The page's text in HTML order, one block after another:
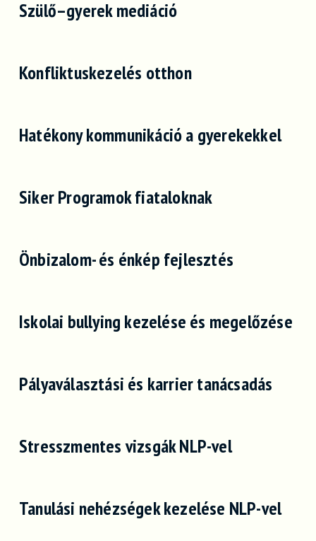
Szülő–gyerek mediáció
Konfliktuskezelés otthon
Hatékony kommunikáció a gyerekekkel
Siker Programok fiataloknak
Önbizalom- és énkép fejlesztés
Iskolai bullying kezelése és megelőzése
Pályaválasztási és karrier tanácsadás
Stresszmentes vizsgák NLP-vel
Tanulási nehézségek kezelése NLP-vel